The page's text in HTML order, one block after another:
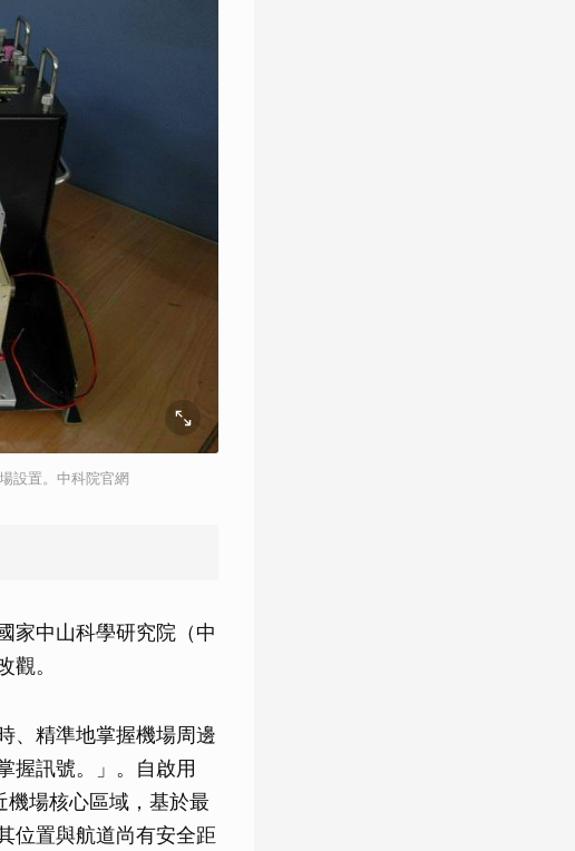
設置。中科院官網
家中山科學研究院（中
觀。
、精準地掌握機場周邊
握訊號。」。自啟用
場核心區域，基於最
位置與航道尚有安全距